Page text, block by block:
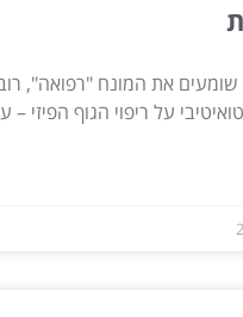
את המונח "רפואה",
על ריפוי הגוף הפיזי –